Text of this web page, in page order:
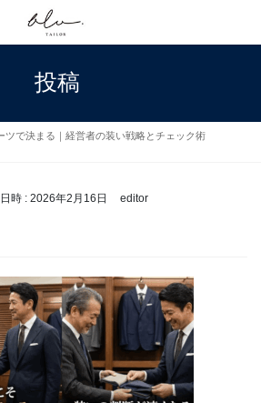
投稿
ツで決まる｜経営者の装い戦略とチェック術
時 : 2026年2月16日 editor